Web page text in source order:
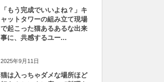
「もう完成でいいよね？」キ
ャットタワーの組み立て現場
で起こった猫あるあるな出来
事に、共感するユー...
2025年9月11日
猫は入っちゃダメな場所ほど